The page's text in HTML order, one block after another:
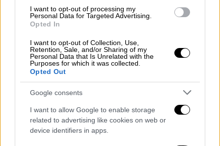
I want to opt-out of processing my
Personal Data for Targeted Advertising.
Opted In
I want to opt-out of Collection, Use,
Retention, Sale, and/or Sharing of my
Personal Data that Is Unrelated with the
Purposes for which it was collected.
Opted Out
Google consents
I want to allow Google to enable storage
related to advertising like cookies on web or
device identifiers in apps.
Πολιτική|17.10.2024 13:10
Βάσω Παπανδρέου: Πέθανε η πρώην
υπουργός σε ηλικία 80 ετών
Θλίψη για την απώλεια της πρώην υπουργού